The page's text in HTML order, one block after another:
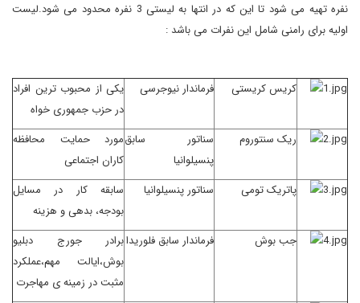
نفره تهیه می شود تا این که در انتها به لیستی 3 نفره محدود می شود.لیست
اولیه برای رامنی شامل این نفرات می باشد :
کریس کریستی فرماندار نیوجرسی
یکی از محبوب ترین افراد
در حزب جمهوری خواه
ریک سنتوروم
سناتور سابق
پنسیلوانیا
مورد حمایت محافظه
کاران اجتماعی
پاتریک تومی
سناتور پنسیلوانیا
سابقه کار در مسایل
بودجه، بدهی و هزینه
جب بوش
فرماندار سابق فلوریدابرادر جورج دبلیو
بوش،ایالت مهم،عملکرد
مثبت در زمینه ی مهاجرت